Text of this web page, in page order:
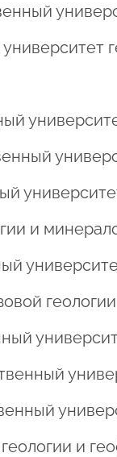
и
и